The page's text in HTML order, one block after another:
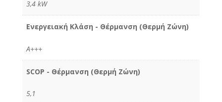
3,4 kW
Ενεργειακή Κλάση - Θέρμανση (Θερμή Ζώνη)
A+++
SCOP - Θέρμανση (Θερμή Ζώνη)
5,1